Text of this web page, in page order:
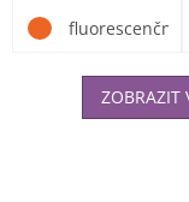
pruhy 3Mfluorescenční
ZOBRAZIT